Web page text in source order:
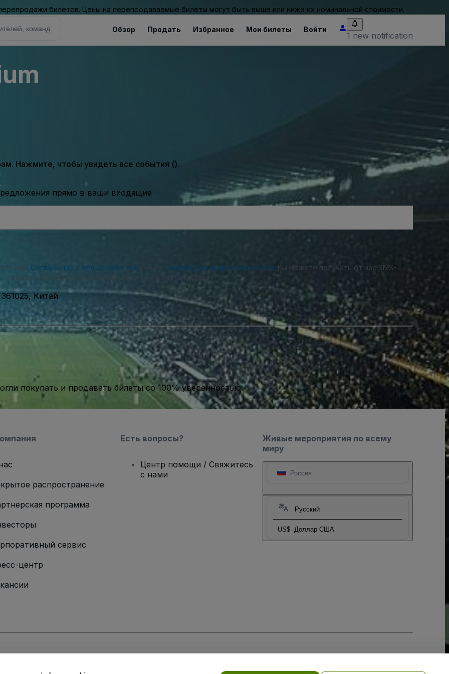
билетов. Цены на перепродаваемые билеты могут быть выше или ниже их номинальной стоимости.
Обзор Продать Избранное Мои билеты Войти
1 new notification
Нажмите, чтобы увидеть все события ().
прямо в ваши входящие
наше Соглашение с пользователем Политику конфиденциальности . Вы можете получать от нас SMS-
сообщения и можете отказаться от них в любое время.
Китай
покупать и продавать билеты со 100% уверенностью.
Живые мероприятия по всему
миру
Россия
Русский
US$ Доллар США
распространение
программа
сервис
центр
Есть вопросы?
Центр помощи / Свяжитесь
с нами